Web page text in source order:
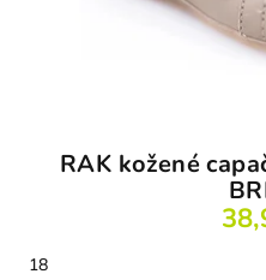
RAK kožené
18